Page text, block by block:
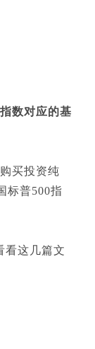
数对应的基
买投资纯
标普500指
看这几篇文